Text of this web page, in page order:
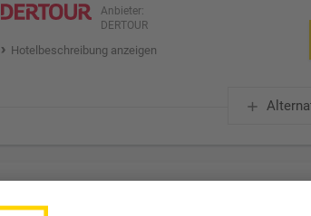
Anbieter:
DERTOUR
Hotelbeschreibung anzeigen
7 Hotelnächte